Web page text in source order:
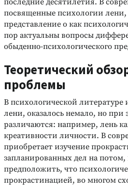
последние десятилетия. В
посвященные психологии
представление о как
пор актуальны вопросы
обыденно-психологического
Теоретический
проблемы
В психологической
лени, оказалось немало, но при
различаются: например, лень
креативности личности. В
приобретает изучение
запланированных дел на
предположить, что
прокрастинацией, во многом